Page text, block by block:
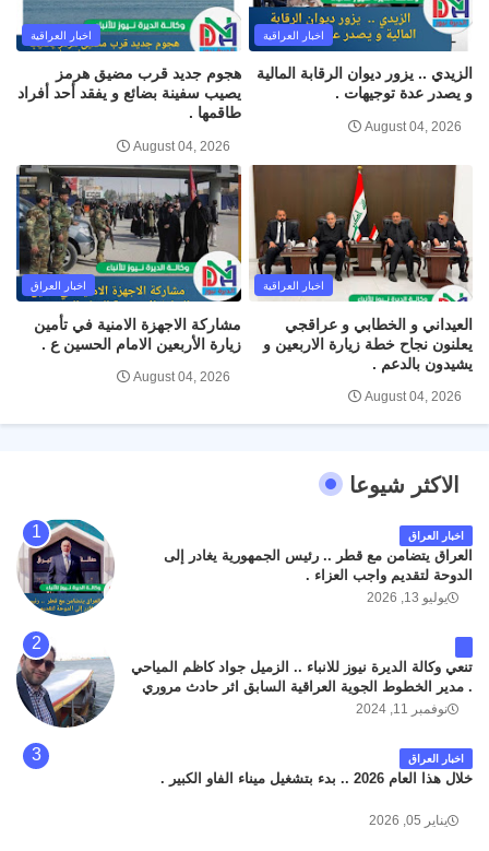
اخبار العراقية
الزيدي .. يزور ديوان الرقابة المالية
و يصدر عدة توجيهات .
August 04, 2026
اخبار العراقية
هجوم جديد قرب مضيق هرمز
يصيب سفينة بضائع و يفقد أحد أفراد
طاقمها .
August 04, 2026
اخبار العراقية
العيداني و الخطابي و عراقجي
يعلنون نجاح خطة زيارة الاربعين و
يشيدون بالدعم .
August 04, 2026
اخبار العراق
مشاركة الاجهزة الامنية في تأمين
زيارة الأربعين الامام الحسين ع .
August 04, 2026
الاكثر شيوعا
اخبار العراق
العراق يتضامن مع قطر .. رئيس الجمهورية يغادر إلى
الدوحة لتقديم واجب العزاء .
يوليو 13, 2026
تنعي وكالة الديرة نيوز للانباء .. الزميل جواد كاظم المياحي
. مدير الخطوط الجوية العراقية السابق اثر حادث مروري
داخل مطار البصرة الدولي اليوم الاثنين على الطريق
كان سبب الحادث يعود لتصادم عجلته مع عجلة نوع كيا بنكو
تابعة لشركة الهلال الماسكة لإعمار مطار البصرة الدولي .
سائلين الله عز وجل ان يتغمد الفقيد بواسع رحمته ، و انا
نوفمبر 11, 2024
اخبار العراق
خلال هذا العام 2026 .. بدء بتشغيل ميناء الفاو الكبير .
يناير 05, 2026